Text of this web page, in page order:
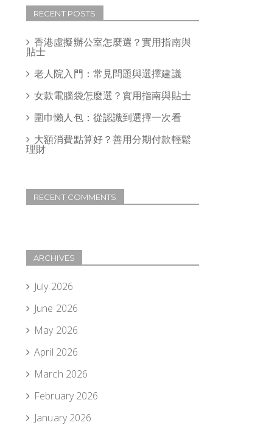
RECENT POSTS
香港虛擬辦公室怎麼選？實用指南與
貼士
老人院入門：常見問題與選擇建議
女款電腦袋怎麼選？實用指南與貼士
圍巾懶人包：從認識到選擇一次看
大額消費點算好？善用分期付款輕鬆
理財
RECENT COMMENTS
ARCHIVES
July 2026
June 2026
May 2026
April 2026
March 2026
February 2026
January 2026